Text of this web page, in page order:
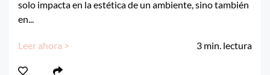
solo impacta en la estética de un ambiente, sino también
en...
Leer ahora > 3 min. lectura